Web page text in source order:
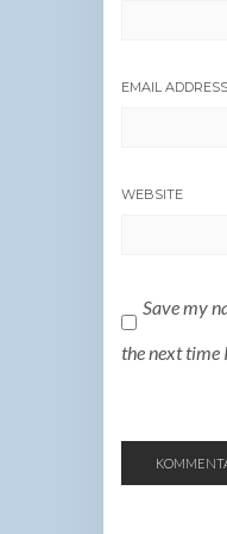
EMAIL ADDRESS
WEBSITE
Save my
the next time